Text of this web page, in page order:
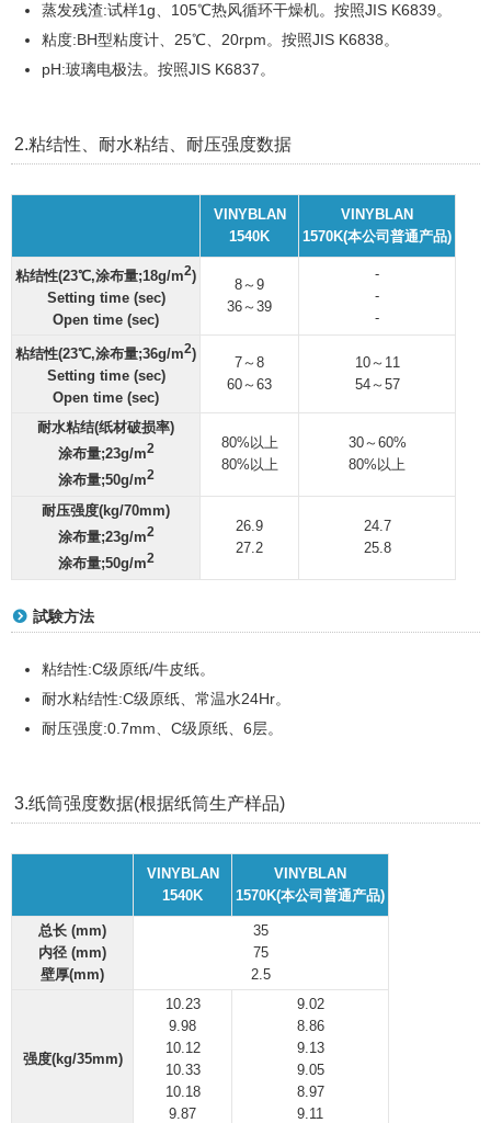
蒸发残渣:试样1g、105℃热风循环干燥机。按照JIS K6839。
粘度:BH型粘度计、25℃、20rpm。按照JIS K6838。
pH:玻璃电极法。按照JIS K6837。
2.粘结性、耐水粘结、耐压强度数据
VINYBLAN
1540K
VINYBLAN
1570K(本公司普通产品)
粘结性(23℃,涂布量;18g/m2)
Setting time (sec)
Open time (sec)
8～9
36～39
-
-
-
粘结性(23℃,涂布量;36g/m2)
Setting time (sec)
Open time (sec)
7～8
60～63
10～11
54～57
耐水粘结(纸材破损率)
涂布量;23g/m2
涂布量;50g/m2
80%以上
80%以上
30～60%
80%以上
耐压强度(kg/70mm)
涂布量;23g/m2
涂布量;50g/m2
26.9
27.2
24.7
25.8
試験方法
粘结性:C级原纸/牛皮纸。
耐水粘结性:C级原纸、常温水24Hr。
耐压强度:0.7mm、C级原纸、6层。
3.纸筒强度数据(根据纸筒生产样品)
VINYBLAN
1540K
VINYBLAN
1570K(本公司普通产品)
总长 (mm)
内径 (mm)
壁厚(mm)
35
75
2.5
强度(kg/35mm)
10.23
9.98
10.12
10.33
10.18
9.87
9.02
8.86
9.13
9.05
8.97
9.11